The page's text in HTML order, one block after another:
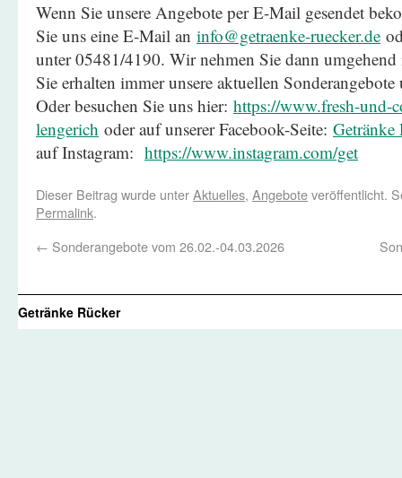
Wenn Sie unsere Angebote per E-Mail gesendet
Sie uns eine E-Mail an info@getraenke-ruecker.de
unter 05481/4190. Wir nehmen Sie dann
Sie erhalten immer unsere aktuellen
Oder besuchen Sie uns hier: https://www.fresh-und-
lengerich oder auf unserer Facebook-Seite: Getränke
auf Instagram: https://www.instagram.com/get
Dieser Beitrag wurde unterAktuelles, Angeboteveröffentlicht.
Permalink.
← Sonderangebote vom 26.02.-04.03.2026
Getränke Rücker